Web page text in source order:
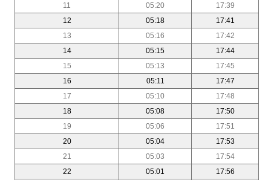
11
05:20
17:39
12
05:18
17:41
13
05:16
17:42
14
05:15
17:44
15
05:13
17:45
16
05:11
17:47
17
05:10
17:48
18
05:08
17:50
19
05:06
17:51
20
05:04
17:53
21
05:03
17:54
22
05:01
17:56